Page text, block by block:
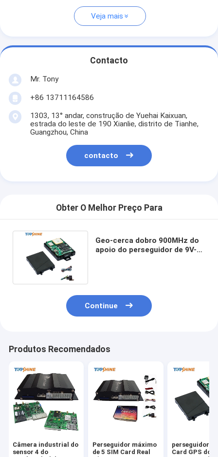
Veja mais
Contacto
Mr. Tony
+86 13711164586
1303, 13° andar, construção de Yuehai Kaixuan,
estrada do leste de 190 Xianlie, distrito de Tianhe,
Guangzhou, China
contacto
Obter O Melhor Preço Para
Geo-cerca dobro 900MHz do
apoio do perseguidor de 9V-
Continue
Produtos Recomendados
Câmera industrial do
sensor 4 do
Perseguidor máximo
de 5 SIM Card Real
perseguidor
Card GPS do